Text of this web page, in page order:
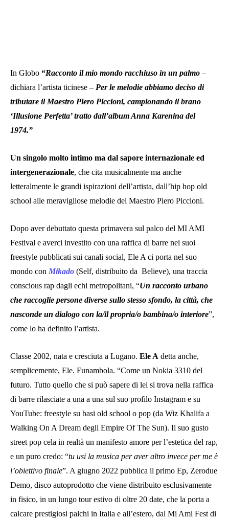
In Globo “Racconto il mio mondo racchiuso in un palmo –
dichiara l’artista ticinese – Per le melodie abbiamo deciso di
tributare il Maestro Piero Piccioni, campionando il brano
‘Illusione Perfetta’ tratto dall’album Anna Karenina del
1974.”
Un singolo molto intimo ma dal sapore internazionale ed
intergenerazionale, che cita musicalmente ma anche
letteralmente le grandi ispirazioni dell’artista, dall’hip hop old
school alle meravigliose melodie del Maestro Piero Piccioni.
Dopo aver debuttato questa primavera sul palco del MI AMI
Festival e averci investito con una raffica di barre nei suoi
freestyle pubblicati sui canali social, Ele A ci porta nel suo
mondo con Mikado (Self, distribuito da Believe), una traccia
conscious rap dagli echi metropolitani, “Un racconto urbano
che raccoglie persone diverse sullo stesso sfondo, la città, che
nasconde un dialogo con la/il propria/o bambina/o interiore”,
come lo ha definito l’artista.
Classe 2002, nata e cresciuta a Lugano. Ele A detta anche,
semplicemente, Ele. Funambola. “Come un Nokia 3310 del
futuro. Tutto quello che si può sapere di lei si trova nella raffica
di barre rilasciate a una a una sul suo profilo Instagram e su
YouTube: freestyle su basi old school o pop (da Wiz Khalifa a
Walking On A Dream degli Empire Of The Sun). Il suo gusto
street pop cela in realtà un manifesto amore per l’estetica del rap,
e un puro credo: “tu usi la musica per aver altro invece per me è
l’obiettivo finale”. A giugno 2022 pubblica il primo Ep, Zerodue
Demo, disco autoprodotto che viene distribuito esclusivamente
in fisico, in un lungo tour estivo di oltre 20 date, che la porta a
calcare prestigiosi palchi in Italia e all’estero, dal Mi Ami Fest di